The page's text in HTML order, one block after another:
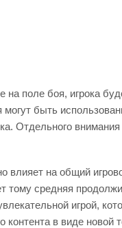
на поле боя, игрока
быть
Отдельного
влияет на общий
средняя
игрой,
в виде новой